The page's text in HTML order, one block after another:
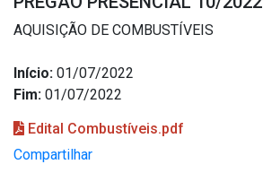
AQUISIÇÃO DE COMBUSTÍVEIS
Início: 01/07/2022
Fim: 01/07/2022
Edital Combustíveis.pdf
Compartilhar